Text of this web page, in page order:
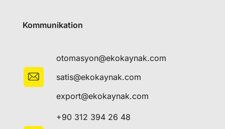
Kommunikation
otomasyon@ekokaynak.com
satis@ekokaynak.com
export@ekokaynak.com
+90 312 394 26 48